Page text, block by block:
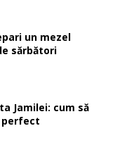
un mezel
sărbători
Jamilei: cum să